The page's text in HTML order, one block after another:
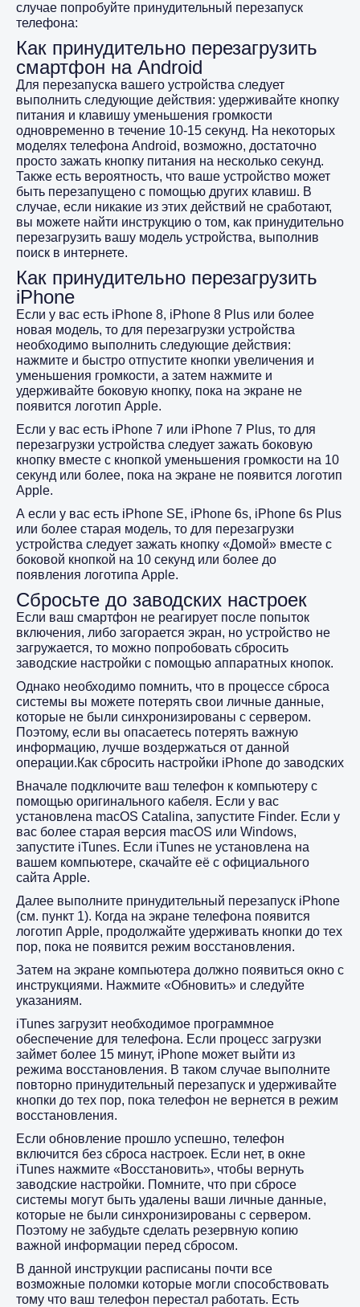
случае попробуйте принудительный перезапуск
телефона:
Как принудительно перезагрузить
смартфон на Android
Для перезапуска вашего устройства следует
выполнить следующие действия: удерживайте кнопку
питания и клавишу уменьшения громкости
одновременно в течение 10-15 секунд. На некоторых
моделях телефона Android, возможно, достаточно
просто зажать кнопку питания на несколько секунд.
Также есть вероятность, что ваше устройство может
быть перезапущено с помощью других клавиш. В
случае, если никакие из этих действий не сработают,
вы можете найти инструкцию о том, как принудительно
перезагрузить вашу модель устройства, выполнив
поиск в интернете.
Как принудительно перезагрузить
iPhone
Если у вас есть iPhone 8, iPhone 8 Plus или более
новая модель, то для перезагрузки устройства
необходимо выполнить следующие действия:
нажмите и быстро отпустите кнопки увеличения и
уменьшения громкости, а затем нажмите и
удерживайте боковую кнопку, пока на экране не
появится логотип Apple.
Если у вас есть iPhone 7 или iPhone 7 Plus, то для
перезагрузки устройства следует зажать боковую
кнопку вместе с кнопкой уменьшения громкости на 10
секунд или более, пока на экране не появится логотип
Apple.
А если у вас есть iPhone SE, iPhone 6s, iPhone 6s Plus
или более старая модель, то для перезагрузки
устройства следует зажать кнопку «Домой» вместе с
боковой кнопкой на 10 секунд или более до
появления логотипа Apple.
Сбросьте до заводских настроек
Если ваш смартфон не реагирует после попыток
включения, либо загорается экран, но устройство не
загружается, то можно попробовать сбросить
заводские настройки с помощью аппаратных кнопок.
Однако необходимо помнить, что в процессе сброса
системы вы можете потерять свои личные данные,
которые не были синхронизированы с сервером.
Поэтому, если вы опасаетесь потерять важную
информацию, лучше воздержаться от данной
операции.Как сбросить настройки iPhone до заводских
Вначале подключите ваш телефон к компьютеру с
помощью оригинального кабеля. Если у вас
установлена macOS Catalina, запустите Finder. Если у
вас более старая версия macOS или Windows,
запустите iTunes. Если iTunes не установлена на
вашем компьютере, скачайте её с официального
сайта Apple.
Далее выполните принудительный перезапуск iPhone
(см. пункт 1). Когда на экране телефона появится
логотип Apple, продолжайте удерживать кнопки до тех
пор, пока не появится режим восстановления.
Затем на экране компьютера должно появиться окно с
инструкциями. Нажмите «Обновить» и следуйте
указаниям.
iTunes загрузит необходимое программное
обеспечение для телефона. Если процесс загрузки
займет более 15 минут, iPhone может выйти из
режима восстановления. В таком случае выполните
повторно принудительный перезапуск и удерживайте
кнопки до тех пор, пока телефон не вернется в режим
восстановления.
Если обновление прошло успешно, телефон
включится без сброса настроек. Если нет, в окне
iTunes нажмите «Восстановить», чтобы вернуть
заводские настройки. Помните, что при сбросе
системы могут быть удалены ваши личные данные,
которые не были синхронизированы с сервером.
Поэтому не забудьте сделать резервную копию
важной информации перед сбросом.
В данной инструкции расписаны почти все
возможные поломки которые могли способствовать
тому что ваш телефон перестал работать. Есть